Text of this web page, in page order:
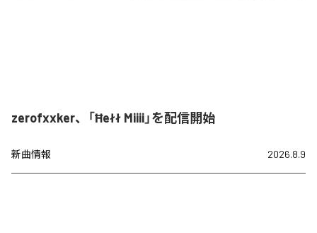
zerofxxker、「Ħełł Miiii」を配信開始
新曲情報 2026.8.9